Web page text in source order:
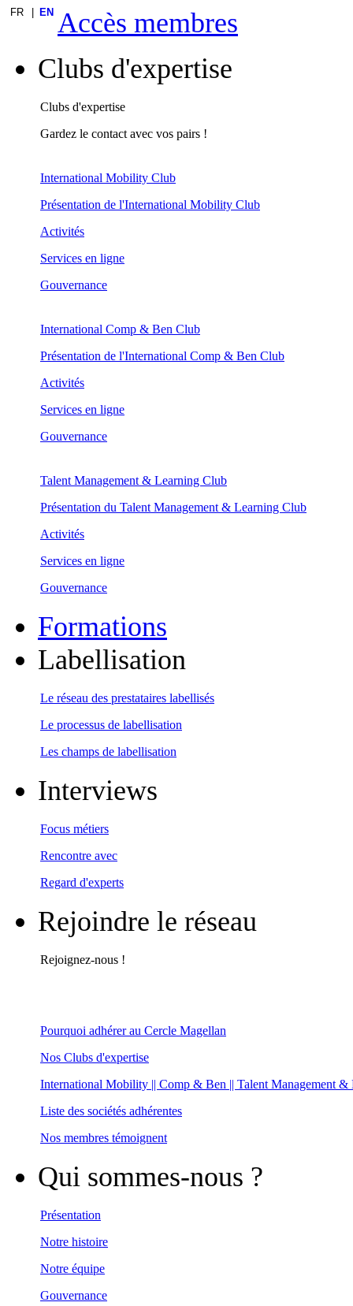
FR EN Accès membres
Clubs d'expertise
Clubs d'expertise
Gardez le contact avec vos pairs !
International Mobility Club
Présentation de l'International Mobility Club
Activités
Services en ligne
Gouvernance
International Comp & Ben Club
Présentation de l'International Comp & Ben Club
Activités
Services en ligne
Gouvernance
Talent Management & Learning Club
Présentation du Talent Management & Learning Club
Activités
Services en ligne
Gouvernance
Formations
Labellisation
Le réseau des prestataires labellisés
Le processus de labellisation
Les champs de labellisation
Interviews
Focus métiers
Rencontre avec
Regard d'experts
Rejoindre le réseau
Rejoignez-nous !
Pourquoi adhérer au Cercle Magellan
Nos Clubs d'expertise
International Mobility || Comp & Ben || Talent Management &
Liste des sociétés adhérentes
Nos membres témoignent
Qui sommes-nous ?
Présentation
Notre histoire
Notre équipe
Gouvernance